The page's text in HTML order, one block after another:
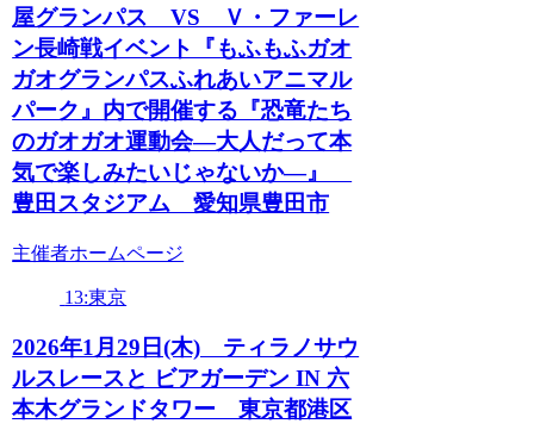
屋グランパス VS Ｖ・ファーレ
ン長崎戦イベント『もふもふガオ
ガオグランパスふれあいアニマル
パーク』内で開催する『恐竜たち
のガオガオ運動会―大人だって本
気で楽しみたいじゃないか―』
豊田スタジアム 愛知県豊田市
主催者ホームページ
13:東京
2026年1月29日(木) ティラノサウ
ルスレースと ビアガーデン IN 六
本木グランドタワー 東京都港区